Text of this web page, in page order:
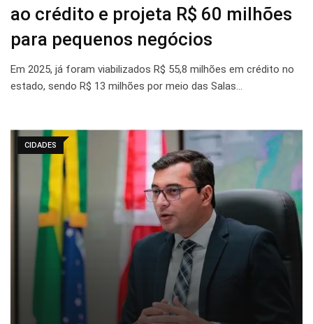
ao crédito e projeta R$ 60 milhões
para pequenos negócios
Em 2025, já foram viabilizados R$ 55,8 milhões em crédito no
estado, sendo R$ 13 milhões por meio das Salas…
CIDADES